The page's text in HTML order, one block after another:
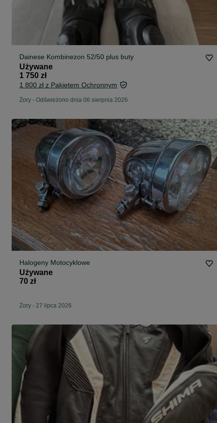
Dainese Kombinezon 52/50 plus buty
Używane
1 750 zł
1 800 zł z Pakietem Ochronnym
Żory - Odświeżono dnia 06 sierpnia 2026
Halogeny Motocyklowe
Używane
70 zł
Żory - 27 lipca 2026